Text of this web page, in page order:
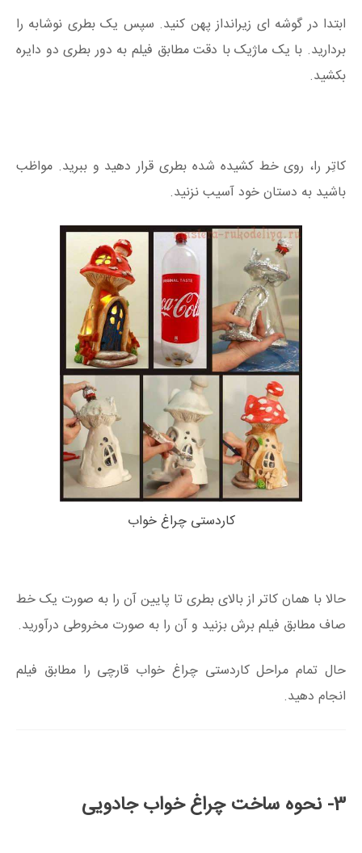
ابتدا در گوشه ای زیرانداز پهن کنید. سپس یک بطری نوشابه را
بردارید. با یک ماژیک با دقت مطابق فیلم به دور بطری دو دایره
بکشید.
کاتِر را، روی خط کشیده شده بطری قرار دهید و ببرید. مواظب
باشید به دستان خود آسیب نزنید.
کاردستی چراغ خواب
حالا با همان کاتر از بالای بطری تا پایین آن را به صورت یک خط
صاف مطابق فیلم برش بزنید و آن را به صورت مخروطی درآورید.
حال تمام مراحل کاردستی چراغ خواب قارچی را مطابق فیلم
انجام دهید.
3- نحوه ساخت چراغ خواب جادویی